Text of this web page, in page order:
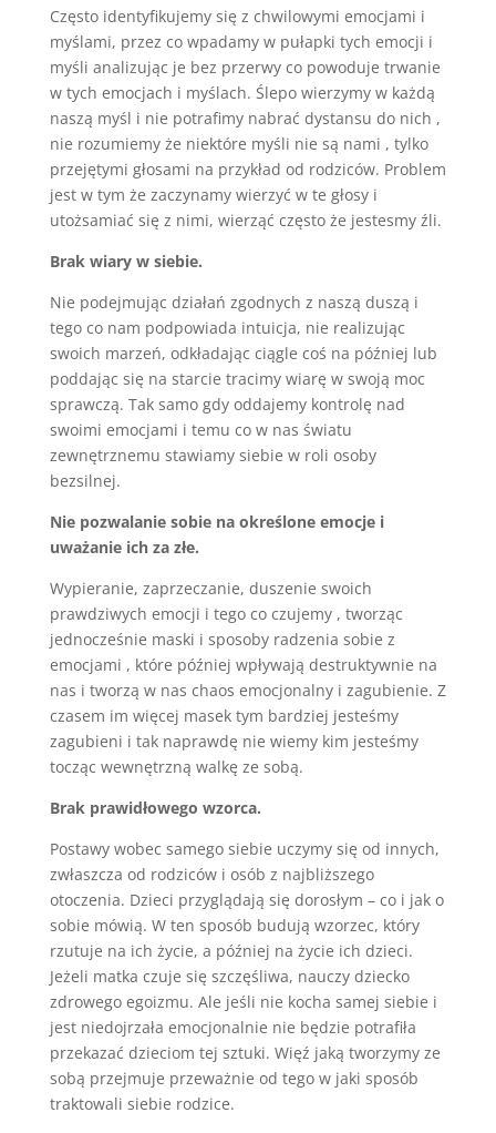
Często identyfikujemy się z chwilowymi emocjami i
myślami, przez co wpadamy w pułapki tych emocji i
myśli analizując je bez przerwy co powoduje trwanie
w tych emocjach i myślach. Ślepo wierzymy w każdą
naszą myśl i nie potrafimy nabrać dystansu do nich ,
nie rozumiemy że niektóre myśli nie są nami , tylko
przejętymi głosami na przykład od rodziców. Problem
jest w tym że zaczynamy wierzyć w te głosy i
utożsamiać się z nimi, wierząć często że jestesmy źli.
Brak wiary w siebie.
Nie podejmując działań zgodnych z naszą duszą i
tego co nam podpowiada intuicja, nie realizując
swoich marzeń, odkładając ciągle coś na później lub
poddając się na starcie tracimy wiarę w swoją moc
sprawczą. Tak samo gdy oddajemy kontrolę nad
swoimi emocjami i temu co w nas światu
zewnętrznemu stawiamy siebie w roli osoby
bezsilnej.
Nie pozwalanie sobie na określone emocje i
uważanie ich za złe.
Wypieranie, zaprzeczanie, duszenie swoich
prawdziwych emocji i tego co czujemy , tworząc
jednocześnie maski i sposoby radzenia sobie z
emocjami , które później wpływają destruktywnie na
nas i tworzą w nas chaos emocjonalny i zagubienie. Z
czasem im więcej masek tym bardziej jesteśmy
zagubieni i tak naprawdę nie wiemy kim jesteśmy
tocząc wewnętrzną walkę ze sobą.
Brak prawidłowego wzorca.
Postawy wobec samego siebie uczymy się od innych,
zwłaszcza od rodziców i osób z najbliższego
otoczenia. Dzieci przyglądają się dorosłym – co i jak o
sobie mówią. W ten sposób budują wzorzec, który
rzutuje na ich życie, a później na życie ich dzieci.
Jeżeli matka czuje się szczęśliwa, nauczy dziecko
zdrowego egoizmu. Ale jeśli nie kocha samej siebie i
jest niedojrzała emocjonalnie nie będzie potrafiła
przekazać dzieciom tej sztuki. Więź jaką tworzymy ze
sobą przejmuje przeważnie od tego w jaki sposób
traktowali siebie rodzice.